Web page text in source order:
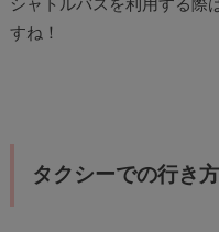
シャトルバスを利用する際
すね！
タクシーでの行き方